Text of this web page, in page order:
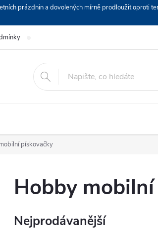
prázdnin a dovolených mírně prodloužit oproti
pískovačky
Hobby
Nejprodávanější